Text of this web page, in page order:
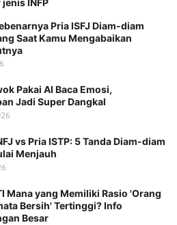
Pria ISFJ Diam-diam
Saat Kamu Mengabaikan
Pakai AI Baca Emosi,
Jadi Super Dangkal
vs Pria ISTP: 5 Tanda Diam-diam
Menjauh
Mana yang Memiliki Rasio 'Orang
Bersih' Tertinggi? Info
Besar